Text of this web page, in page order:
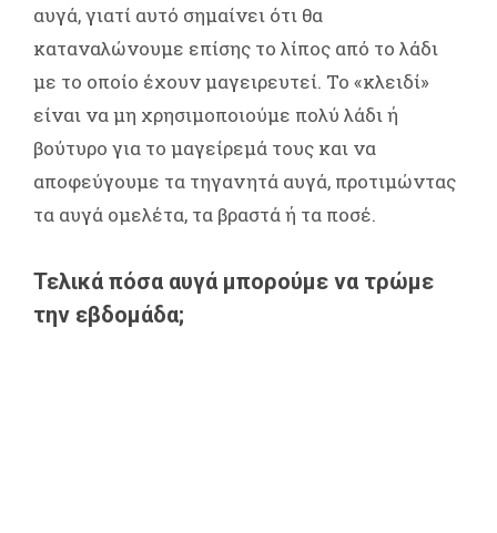
αυγά, γιατί αυτό σημαίνει ότι θα
καταναλώνουμε επίσης το λίπος από το λάδι
με το οποίο έχουν μαγειρευτεί. Το «κλειδί»
είναι να μη χρησιμοποιούμε πολύ λάδι ή
βούτυρο για το μαγείρεμά τους και να
αποφεύγουμε τα τηγανητά αυγά, προτιμώντας
τα αυγά ομελέτα, τα βραστά ή τα ποσέ.
Τελικά πόσα αυγά μπορούμε να τρώμε
την εβδομάδα;